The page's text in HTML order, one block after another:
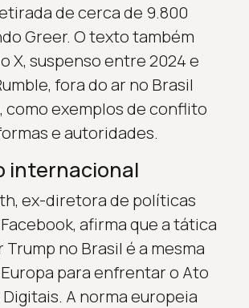
de cerca de 9.800
Greer. O texto também
X, suspenso entre 2024 e
fora do ar no Brasil
como exemplos de conflito
e autoridades.
internacional
ex-diretora de políticas
afirma que a tática
no Brasil é a mesma
para enfrentar o Ato
A norma europeia